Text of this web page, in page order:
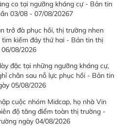
co tại ngưỡng kháng cự - Bản tin
03/08 - 07/08/20267
trở đà phục hồi, thị trường nhen
tìm kiếm đáy thứ hai - Bản tin thị
08/2026
đặc tại những ngưỡng kháng cự,
chân sau nỗ lực phục hồi - Bản tin
05/08/2026
cuộc nhóm Midcap, họ nhà Vin
độ tăng điểm toàn thị trường -
ngày 04/08/2026